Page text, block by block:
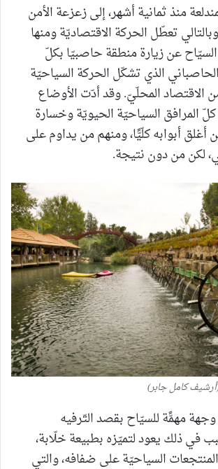
منذ ثمانية أشهر، إلى زعزعة الأمن
تعطّل الحركة الاقتصاديّة ومنها
السيّاح عن زيارة منطقة حاصبيّا بكلّ
الحاصباني الذي تشكّل الحركة السياحيّة
الاقتصاد المحلّيّ. وقد أدّت الأوضاع
المرافق السياحيّة الحيويّة وخسارة
أغلق أبوابه كلّيًّا، ومنهم من يداوم على
لكن من دون نتيجة.
كامل جابر)
مهمًّة للسيّاح بقصد التّرفيه
في ذلك يعود لتميّزه بطبيعة خلّابة،
السياحيّة على ضفافه، والتي